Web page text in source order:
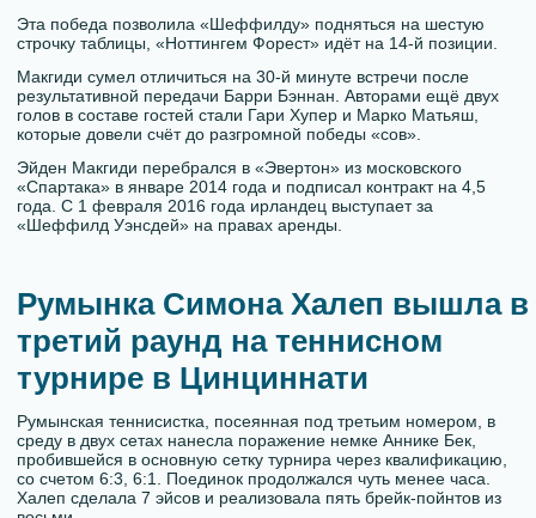
Эта победа позволила «Шеффилду» подняться на шестую
строчку таблицы, «Ноттингем Форест» идёт на 14-й позиции.
Макгиди сумел отличиться на 30-й минуте встречи после
результативной передачи Барри Бэннан. Авторами ещё двух
голов в составе гостей стали Гари Хупер и Марко Матьяш,
которые довели счёт до разгромной победы «сов».
Эйден Макгиди перебрался в «Эвертон» из московского
«Спартака» в январе 2014 года и подписал контракт на 4,5
года. С 1 февраля 2016 года ирландец выступает за
«Шеффилд Уэнсдей» на правах аренды.
Румынка Симона Халеп вышла в
третий раунд на теннисном
турнире в Цинциннати
Румынская теннисистка, посеянная под третьим номером, в
среду в двух сетах нанесла поражение немке Аннике Бек,
пробившейся в основную сетку турнира через квалификацию,
со счетом 6:3, 6:1. Поединок продолжался чуть менее часа.
Халеп сделала 7 эйсов и реализовала пять брейк-пойнтов из